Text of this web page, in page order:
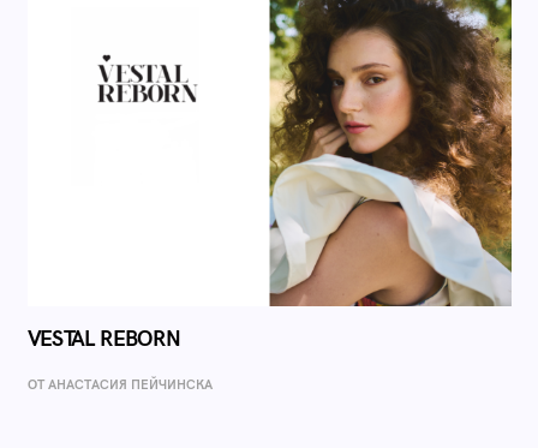
VESTAL REBORN
ОТ AНАСТАСИЯ ПЕЙЧИНСКА